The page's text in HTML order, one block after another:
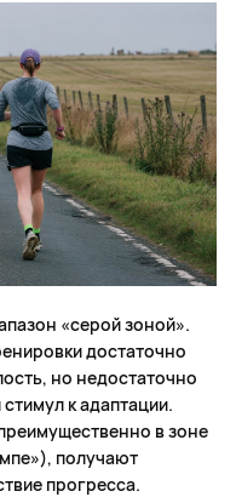
«серой зоной».
достаточно
но недостаточно
к адаптации.
в зоне
получают
прогресса.